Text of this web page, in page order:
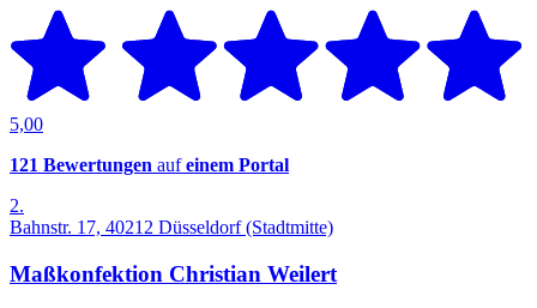
5,00
121 Bewertungen aufeinem Portal
2.
Bahnstr. 17, 40212 Düsseldorf (Stadtmitte)
Maßkonfektion Christian Weilert